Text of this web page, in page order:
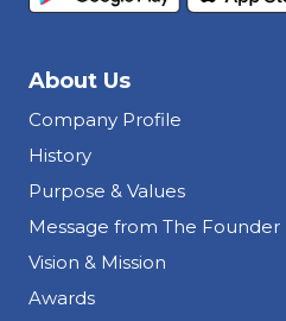
About Us
Company Profile
History
Purpose & Values
Message from The Founder
Vision & Mission
Awards